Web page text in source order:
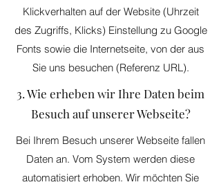
Klickverhalten auf der Website (Uhrzeit
des Zugriffs, Klicks) Einstellung zu Google
Fonts sowie die Internetseite, von der aus
Sie uns besuchen (Referenz URL).
3. Wie erheben wir Ihre Daten beim
Besuch auf unserer Webseite?
Bei Ihrem Besuch unserer Webseite fallen
Daten an. Vom System werden diese
automatisiert erhoben. Wir möchten Sie